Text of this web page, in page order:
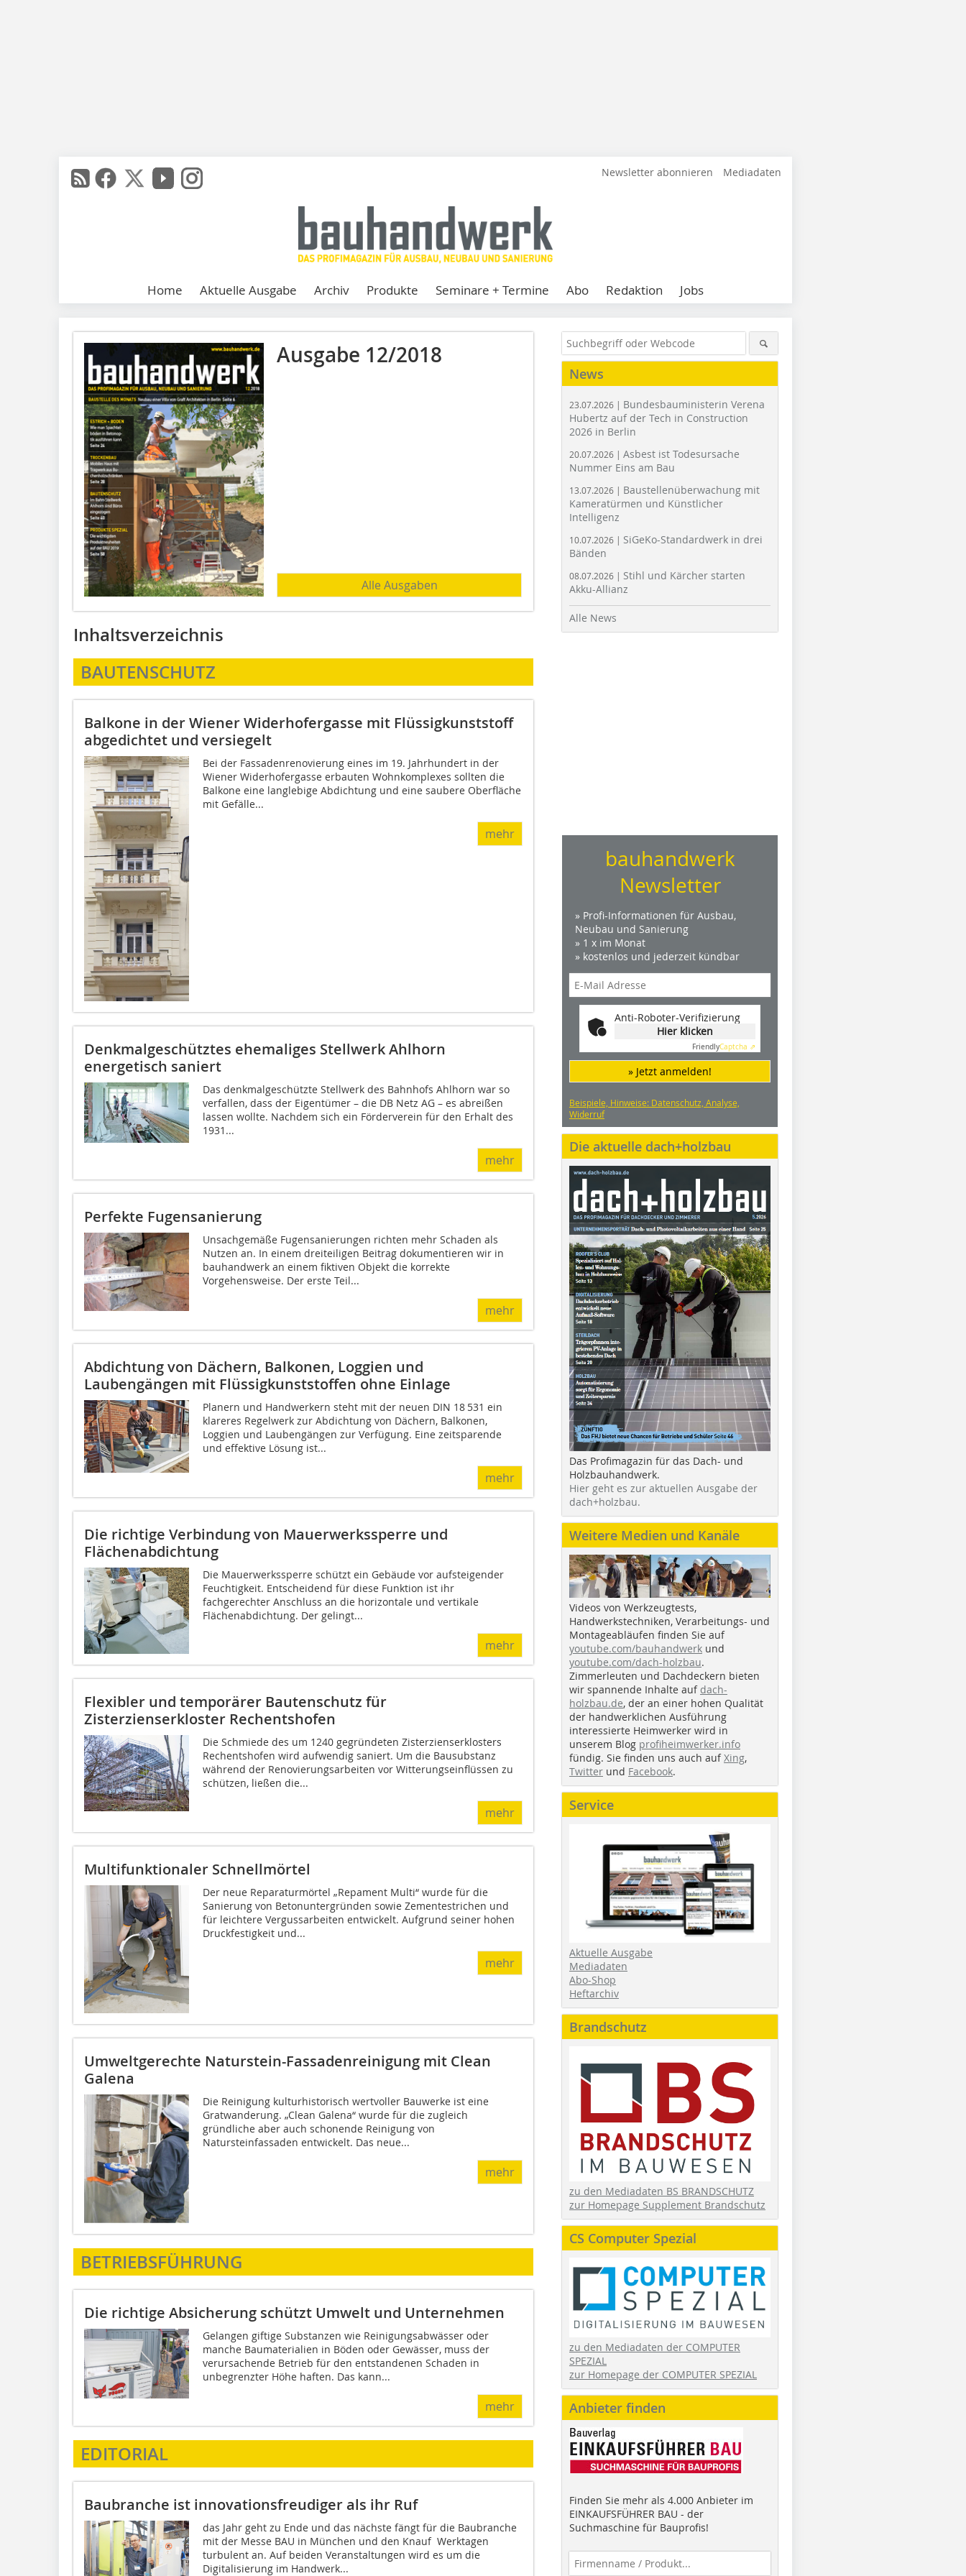
Newsletter abonnieren Mediadaten
Home Aktuelle Ausgabe Archiv Produkte Seminare + Termine Abo Redaktion Jobs
Ausgabe 12/2018
Alle Ausgaben
Inhaltsverzeichnis
BAUTENSCHUTZ
Balkone in der Wiener Widerhofergasse mit Flüssigkunststoff
abgedichtet und versiegelt
Bei der Fassadenrenovierung eines im 19. Jahrhundert in der
Wiener Widerhofergasse erbauten Wohnkomplexes sollten die
Balkone eine langlebige Abdichtung und eine saubere Oberfläche
mit Gefälle...
mehr
Denkmalgeschütztes ehemaliges Stellwerk Ahlhorn
energetisch saniert
Das denkmalgeschützte Stellwerk des Bahnhofs Ahlhorn war so
verfallen, dass der Eigentümer – die DB Netz AG – es abreißen
lassen wollte. Nachdem sich ein Förderverein für den Erhalt des
1931...
mehr
Perfekte Fugensanierung
Unsachgemäße Fugensanierungen richten mehr Schaden als
Nutzen an. In einem dreiteiligen Beitrag dokumentieren wir in
bauhandwerk an einem fiktiven Objekt die korrekte
Vorgehensweise. Der erste Teil...
mehr
Abdichtung von Dächern, Balkonen, Loggien und
Laubengängen mit Flüssigkunststoffen ohne Einlage
Planern und Handwerkern steht mit der neuen DIN 18 531 ein
klareres Regelwerk zur Abdichtung von Dächern, Balkonen,
Loggien und Laubengängen zur Verfügung. Eine zeitsparende
und effektive Lösung ist...
mehr
Die richtige Verbindung von Mauerwerkssperre und
Flächenabdichtung
Die Mauerwerkssperre schützt ein Gebäude vor aufsteigender
Feuchtigkeit. Entscheidend für diese Funktion ist ihr
fachgerechter Anschluss an die horizontale und vertikale
Flächenabdichtung. Der gelingt...
mehr
Flexibler und temporärer Bautenschutz für
Zisterzienserkloster Rechentshofen
Die Schmiede des um 1240 gegründeten Zisterzienserklosters
Rechentshofen wird aufwendig saniert. Um die Bausubstanz
während der Renovierungsarbeiten vor Witterungseinflüssen zu
schützen, ließen die...
mehr
Multifunktionaler Schnellmörtel
Der neue Reparaturmörtel „Repament Multi“ wurde für die
Sanierung von Betonuntergründen sowie Zementestrichen und
für leichtere Vergussarbeiten entwickelt. Aufgrund seiner hohen
Druckfestigkeit und...
mehr
Umweltgerechte Naturstein-Fassadenreinigung mit Clean
Galena
Die Reinigung kulturhistorisch wertvoller Bauwerke ist eine
Gratwanderung. „Clean Galena“ wurde für die zugleich
gründliche aber auch schonende Reinigung von
Natursteinfassaden entwickelt. Das neue...
mehr
BETRIEBSFÜHRUNG
Die richtige Absicherung schützt Umwelt und Unternehmen
Gelangen giftige Substanzen wie Reinigungsabwässer oder
manche Baumaterialien in Böden oder Gewässer, muss der
verursachende Betrieb für den entstandenen Schaden in
unbegrenzter Höhe haften. Das kann...
mehr
EDITORIAL
Baubranche ist innovationsfreudiger als ihr Ruf
das Jahr geht zu Ende und das nächste fängt für die Baubranche
mit der Messe BAU in München und den Knauf Werktagen
turbulent an. Auf beiden Veranstaltungen wird es um die
Digitalisierung im Handwerk...
News
23.07.2026 | Bundesbauministerin Verena
Hubertz auf der Tech in Construction
2026 in Berlin
20.07.2026 | Asbest ist Todesursache
Nummer Eins am Bau
13.07.2026 | Baustellenüberwachung mit
Kameratürmen und Künstlicher
Intelligenz
10.07.2026 | SiGeKo-Standardwerk in drei
Bänden
08.07.2026 | Stihl und Kärcher starten
Akku-Allianz
Alle News
bauhandwerk
Newsletter
» Profi-Informationen für Ausbau,
Neubau und Sanierung
» 1 x im Monat
» kostenlos und jederzeit kündbar
Anti-Roboter-Verifizierung
Hier klicken
FriendlyCaptcha ⇗
» Jetzt anmelden!
Beispiele, Hinweise: Datenschutz, Analyse,
Widerruf
Die aktuelle dach+holzbau
Das Profimagazin für das Dach- und
Holzbauhandwerk.
Hier geht es zur aktuellen Ausgabe der
dach+holzbau.
Weitere Medien und Kanäle
Videos von Werkzeugtests,
Handwerkstechniken, Verarbeitungs- und
Montageabläufen finden Sie auf
youtube.com/bauhandwerk und
youtube.com/dach-holzbau.
Zimmerleuten und Dachdeckern bieten
wir spannende Inhalte auf dach-
holzbau.de, der an einer hohen Qualität
der handwerklichen Ausführung
interessierte Heimwerker wird in
unserem Blog profiheimwerker.info
fündig. Sie finden uns auch aufXing,
Twitter und Facebook.
Service
Aktuelle Ausgabe
Mediadaten
Abo-Shop
Heftarchiv
Brandschutz
zu den Mediadaten BS BRANDSCHUTZ
zur Homepage Supplement Brandschutz
CS Computer Spezial
zu den Mediadaten der COMPUTER
SPEZIAL
zur Homepage der COMPUTER SPEZIAL
Anbieter finden
Finden Sie mehr als 4.000 Anbieter im
EINKAUFSFÜHRER BAU - der
Suchmaschine für Bauprofis!